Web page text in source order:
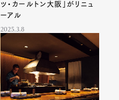
ツ・カールトン大阪」がリニュ
ーアル
2025.3.8